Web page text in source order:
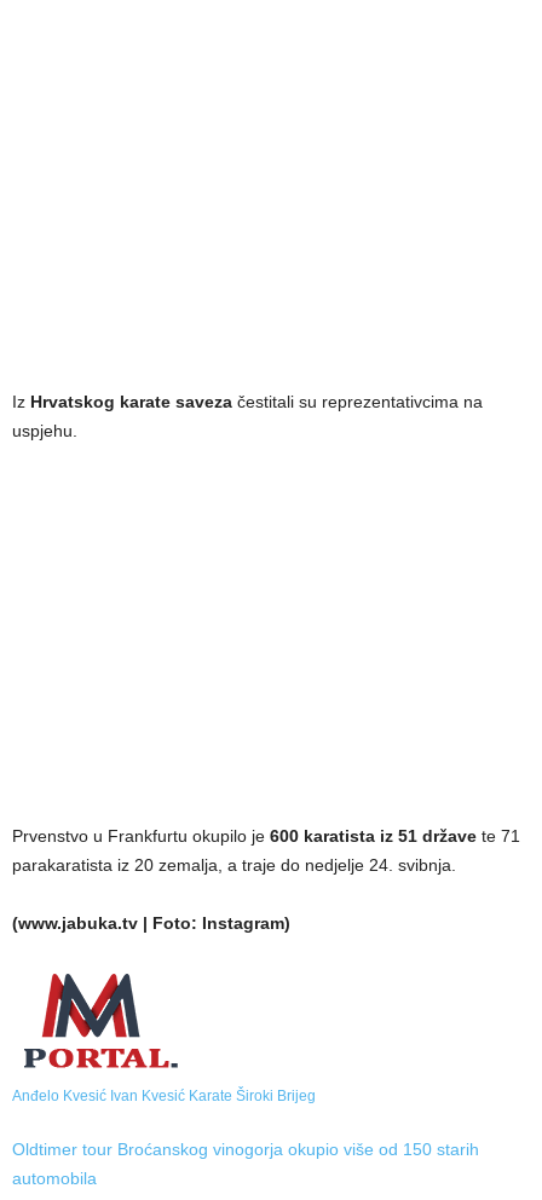
Iz Hrvatskog karate saveza čestitali su reprezentativcima na
uspjehu.
Prvenstvo u Frankfurtu okupilo je 600 karatista iz 51 države te 71
parakaratista iz 20 zemalja, a traje do nedjelje 24. svibnja.
(www.jabuka.tv | Foto: Instagram)
Anđelo Kvesić Ivan Kvesić Karate Široki Brijeg
Oldtimer tour Broćanskog vinogorja okupio više od 150 starih
automobila